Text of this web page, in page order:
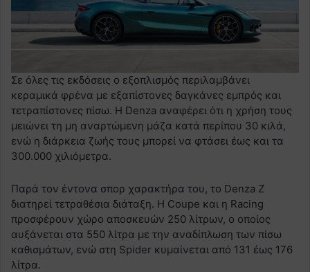
Σε όλες τις εκδόσεις ο εξοπλισμός περιλαμβάνει
κεραμικά φρένα με εξαπίστονες δαγκάνες εμπρός και
τετραπίστονες πίσω. Η Denza αναφέρει ότι η χρήση τους
μειώνει τη μη αναρτώμενη μάζα κατά περίπου 30 κιλά,
ενώ η διάρκεια ζωής τους μπορεί να φτάσει έως και τα
300.000 χιλιόμετρα.
Παρά τον έντονα σπορ χαρακτήρα του, το Denza Z
διατηρεί τετραθέσια διάταξη. Η Coupe και η Racing
προσφέρουν χώρο αποσκευών 250 λίτρων, ο οποίος
αυξάνεται στα 550 λίτρα με την αναδίπλωση των πίσω
καθισμάτων, ενώ στη Spider κυμαίνεται από 131 έως 176
λίτρα.